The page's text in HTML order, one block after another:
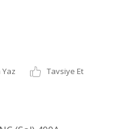
Tavsiye Et